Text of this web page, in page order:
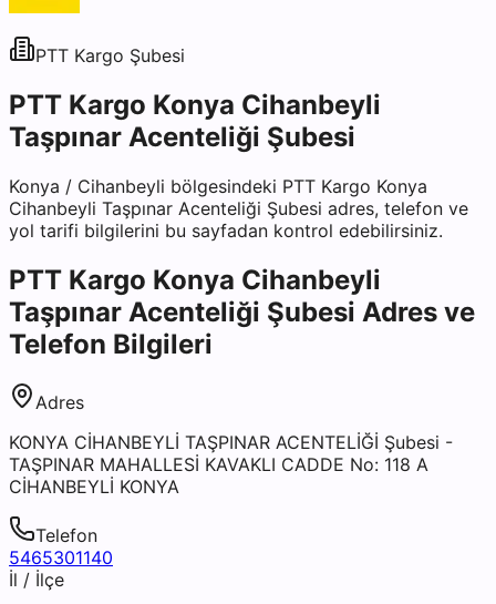
PTT Kargo Şubesi
PTT Kargo Konya Cihanbeyli
Taşpınar Acenteliği Şubesi
Konya / Cihanbeyli bölgesindeki PTT Kargo Konya
Cihanbeyli Taşpınar Acenteliği Şubesi adres, telefon ve
yol tarifi bilgilerini bu sayfadan kontrol edebilirsiniz.
PTT Kargo Konya Cihanbeyli
Taşpınar Acenteliği Şubesi Adres ve
Telefon Bilgileri
Adres
KONYA CİHANBEYLİ TAŞPINAR ACENTELİĞİ Şubesi -
TAŞPINAR MAHALLESİ KAVAKLI CADDE No: 118 A
CİHANBEYLİ KONYA
Telefon
5465301140
İl / İlçe